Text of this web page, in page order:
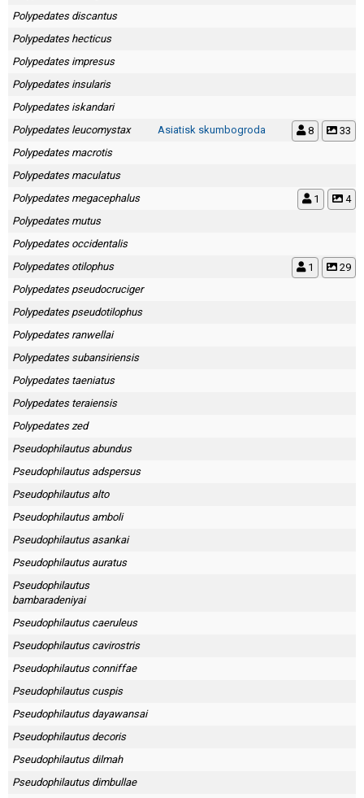
Polypedates discantus
Polypedates hecticus
Polypedates impresus
Polypedates insularis
Polypedates iskandari
Polypedates leucomystax
Asiatisk skumbogroda 33
8
Polypedates macrotis
Polypedates maculatus
Polypedates megacephalus
4
1
Polypedates mutus
Polypedates occidentalis
Polypedates otilophus
29
1
Polypedates pseudocruciger
Polypedates pseudotilophus
Polypedates ranwellai
Polypedates subansiriensis
Polypedates taeniatus
Polypedates teraiensis
Polypedates zed
Pseudophilautus abundus
Pseudophilautus adspersus
Pseudophilautus alto
Pseudophilautus amboli
Pseudophilautus asankai
Pseudophilautus auratus
Pseudophilautus
bambaradeniyai
Pseudophilautus caeruleus
Pseudophilautus cavirostris
Pseudophilautus conniffae
Pseudophilautus cuspis
Pseudophilautus dayawansai
Pseudophilautus decoris
Pseudophilautus dilmah
Pseudophilautus dimbullae